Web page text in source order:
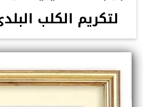
لتكريم الكلب